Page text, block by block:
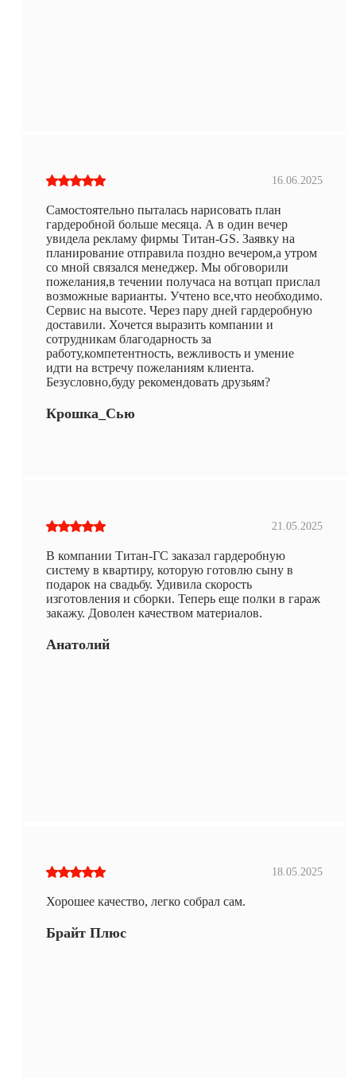
16.06.2025
Самостоятельно пыталась нарисовать план
гардеробной больше месяца. А в один вечер
увидела рекламу фирмы Титан-GS. Заявку на
планирование отправила поздно вечером,а утром
со мной связался менеджер. Мы обговорили
пожелания,в течении получаса на вотцап прислал
возможные варианты. Учтено все,что необходимо.
Сервис на высоте. Через пару дней гардеробную
доставили. Хочется выразить компании и
сотрудникам благодарность за
работу,компетентность, вежливость и умение
идти на встречу пожеланиям клиента.
Безусловно,буду рекомендовать друзьям?
Крошка_Сью
21.05.2025
В компании Титан-ГС заказал гардеробную
систему в квартиру, которую готовлю сыну в
подарок на свадьбу. Удивила скорость
изготовления и сборки. Теперь еще полки в гараж
закажу. Доволен качеством материалов.
Анатолий
18.05.2025
Хорошее качество, легко собрал сам.
Брайт Плюс